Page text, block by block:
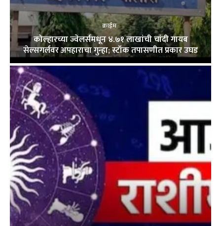
क्राईम
कोल्हारच्या ज्वेलर्समधून ४.७१ लाखांची चांदी गायब
सेल्सगर्लवर अपहाराचा गुन्हा; स्टॉक तपासणीत प्रकार उघड